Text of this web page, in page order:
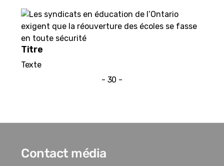
Titre
Texte
- 30 -
Contact média